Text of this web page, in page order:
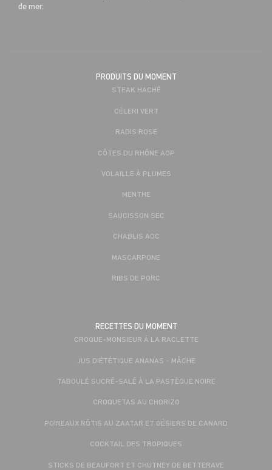
de mer.
PRODUITS DU MOMENT
STEAK HACHÉ
CÉLERI VERT
RADIS ROSE
CÔTES DU RHÔNE AOP
VOLAILLE À PLUMES
MENTHE
SAUCISSON SEC
CHABLIS AOC
MASCARPONE
RIBS DE PORC
RECETTES DU MOMENT
CROQUE-MONSIEUR À LA RACLETTE
JUS DIÉTÉTIQUE ANANAS - MÂCHE
TABOULÉ SUCRÉ-SALÉ À LA PASTÈQUE NOIRE
CROQUETAS AU CHORIZO
POIREAUX RÔTIS AU ZAATAR ET GÉSIERS DE CANARD
COCKTAIL DES TROPIQUES
STICKS DE BEAUFORT ET CHUTNEY DE BETTERAVE